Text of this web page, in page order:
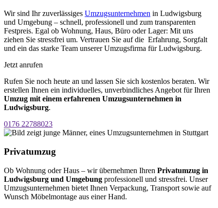
Wir sind Ihr zuverlässiges Umzugsunternehmen in Ludwigsburg
und Umgebung – schnell, professionell und zum transparenten
Festpreis. Egal ob Wohnung, Haus, Büro oder Lager: Mit uns
ziehen Sie stressfrei um. Vertrauen Sie auf die Erfahrung, Sorgfalt
und ein das starke Team unserer Umzugsfirma für Ludwigsburg.
Jetzt anrufen
Rufen Sie noch heute an und lassen Sie sich kostenlos beraten. Wir
erstellen Ihnen ein individuelles, unverbindliches Angebot für Ihren
Umzug mit einem erfahrenen Umzugsunternehmen in
Ludwigsburg.
0176 22788023
Privatumzug
Ob Wohnung oder Haus – wir übernehmen Ihren Privatumzug in
Ludwigsburg und Umgebung professionell und stressfrei. Unser
Umzugsunternehmen bietet Ihnen Verpackung, Transport sowie auf
Wunsch Möbelmontage aus einer Hand.